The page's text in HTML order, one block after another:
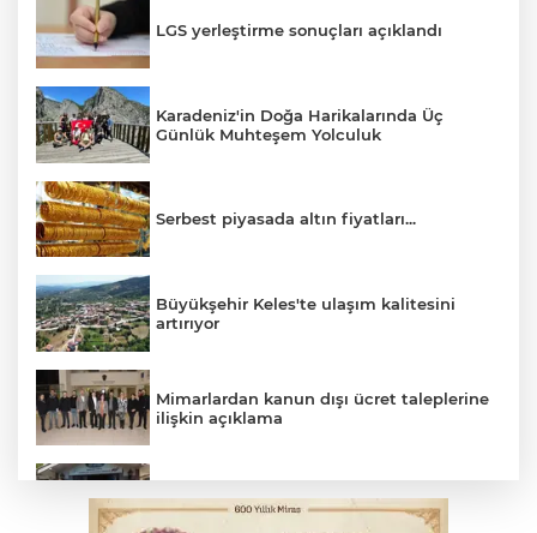
LGS yerleştirme sonuçları açıklandı
Karadeniz'in Doğa Harikalarında Üç
Günlük Muhteşem Yolculuk
Serbest piyasada altın fiyatları...
Büyükşehir Keles'te ulaşım kalitesini
artırıyor
Mimarlardan kanun dışı ücret taleplerine
ilişkin açıklama
Başkan Aydın: Tüm imkanları sunuyoruz